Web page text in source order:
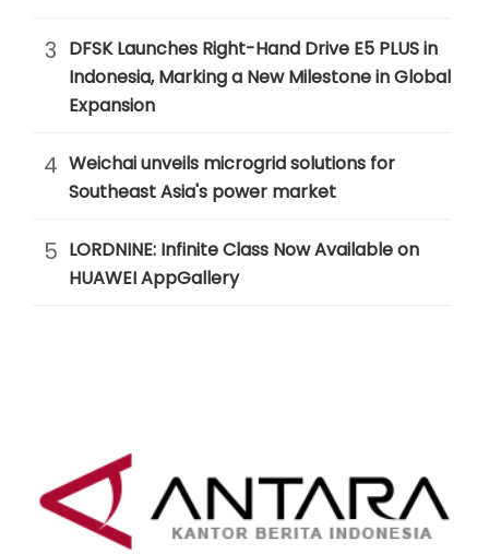
3 DFSK Launches Right-Hand Drive E5 PLUS in
Indonesia, Marking a New Milestone in Global
Expansion
4 Weichai unveils microgrid solutions for
Southeast Asia's power market
5 LORDNINE: Infinite Class Now Available on
HUAWEI AppGallery